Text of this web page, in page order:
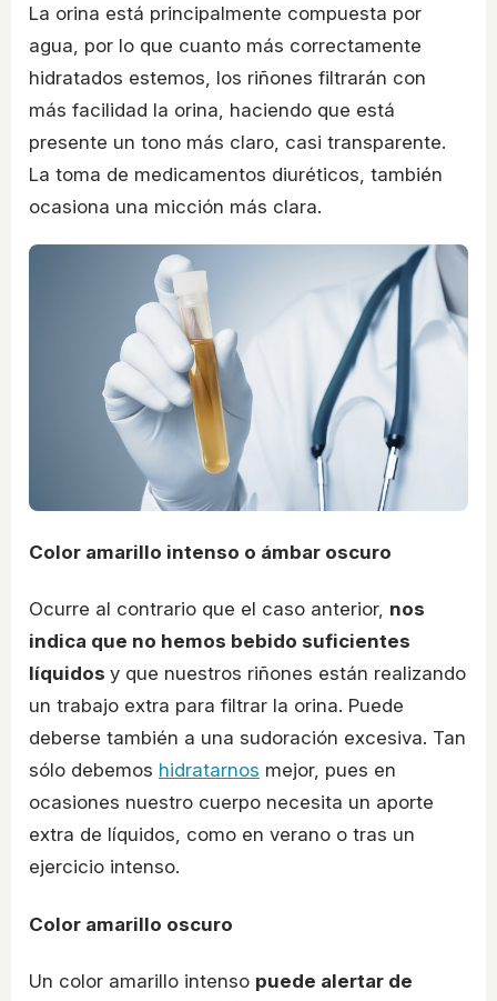
La orina está principalmente compuesta por
agua, por lo que cuanto más correctamente
hidratados estemos, los riñones filtrarán con
más facilidad la orina, haciendo que está
presente un tono más claro, casi transparente.
La toma de medicamentos diuréticos, también
ocasiona una micción más clara.
Color amarillo intenso o ámbar oscuro
Ocurre al contrario que el caso anterior, nos
indica que no hemos bebido suficientes
líquidos y que nuestros riñones están realizando
un trabajo extra para filtrar la orina. Puede
deberse también a una sudoración excesiva. Tan
sólo debemos hidratarnos mejor, pues en
ocasiones nuestro cuerpo necesita un aporte
extra de líquidos, como en verano o tras un
ejercicio intenso.
Color amarillo oscuro
Un color amarillo intenso puede alertar de